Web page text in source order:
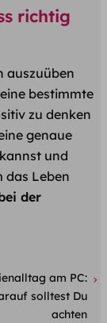
richtig
auszuüben
bestimmte
zu denken
genaue
und
das Leben
der
am PC:
solltest Du
achten